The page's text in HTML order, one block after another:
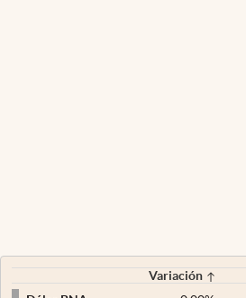
Variación